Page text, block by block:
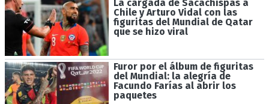
La cargada de Sacachispas a
Chile y Arturo Vidal con las
figuritas del Mundial de Qatar
que se hizo viral
Furor por el álbum de figuritas
del Mundial: la alegría de
Facundo Farías al abrir los
paquetes